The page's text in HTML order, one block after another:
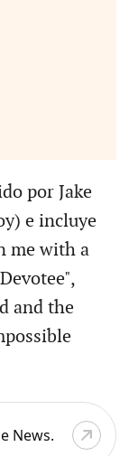
por Jake
e incluye
me with a
and the
News.